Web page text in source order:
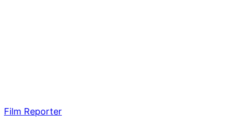
Film Reporter